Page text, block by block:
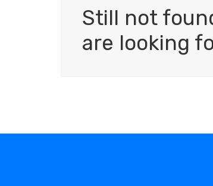
Still not
are looking